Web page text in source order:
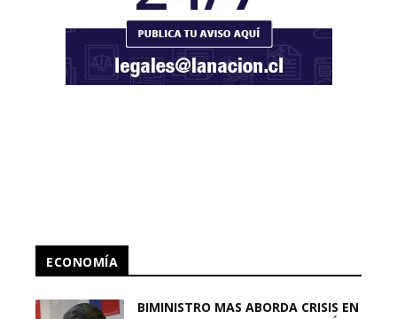
ECONOMÍA
BIMINISTRO MAS ABORDA CRISIS EN